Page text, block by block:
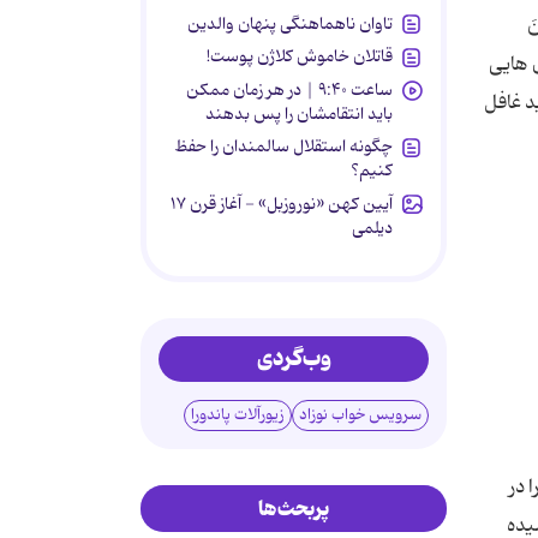
هایی
غافل
در
تاوان ناهماهنگی پنهان والدین
قاتلان خاموش کلاژن پوست!
ساعت ۹:۴۰ | در هر زمان ممکن
باید انتقامشان را پس بدهند
چگونه استقلال سالمندان را حفظ
کنیم؟
آیین کهن «نوروزبل» - آغاز قرن ۱۷
دیلمی
وب‌گردی
سرویس خواب نوزاد زیورآلات پاندورا
پربحث‌ها